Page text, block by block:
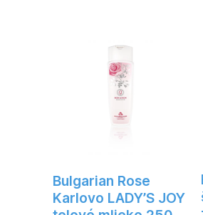
Bulgarian Rose
Karlovo LADY’S JOY